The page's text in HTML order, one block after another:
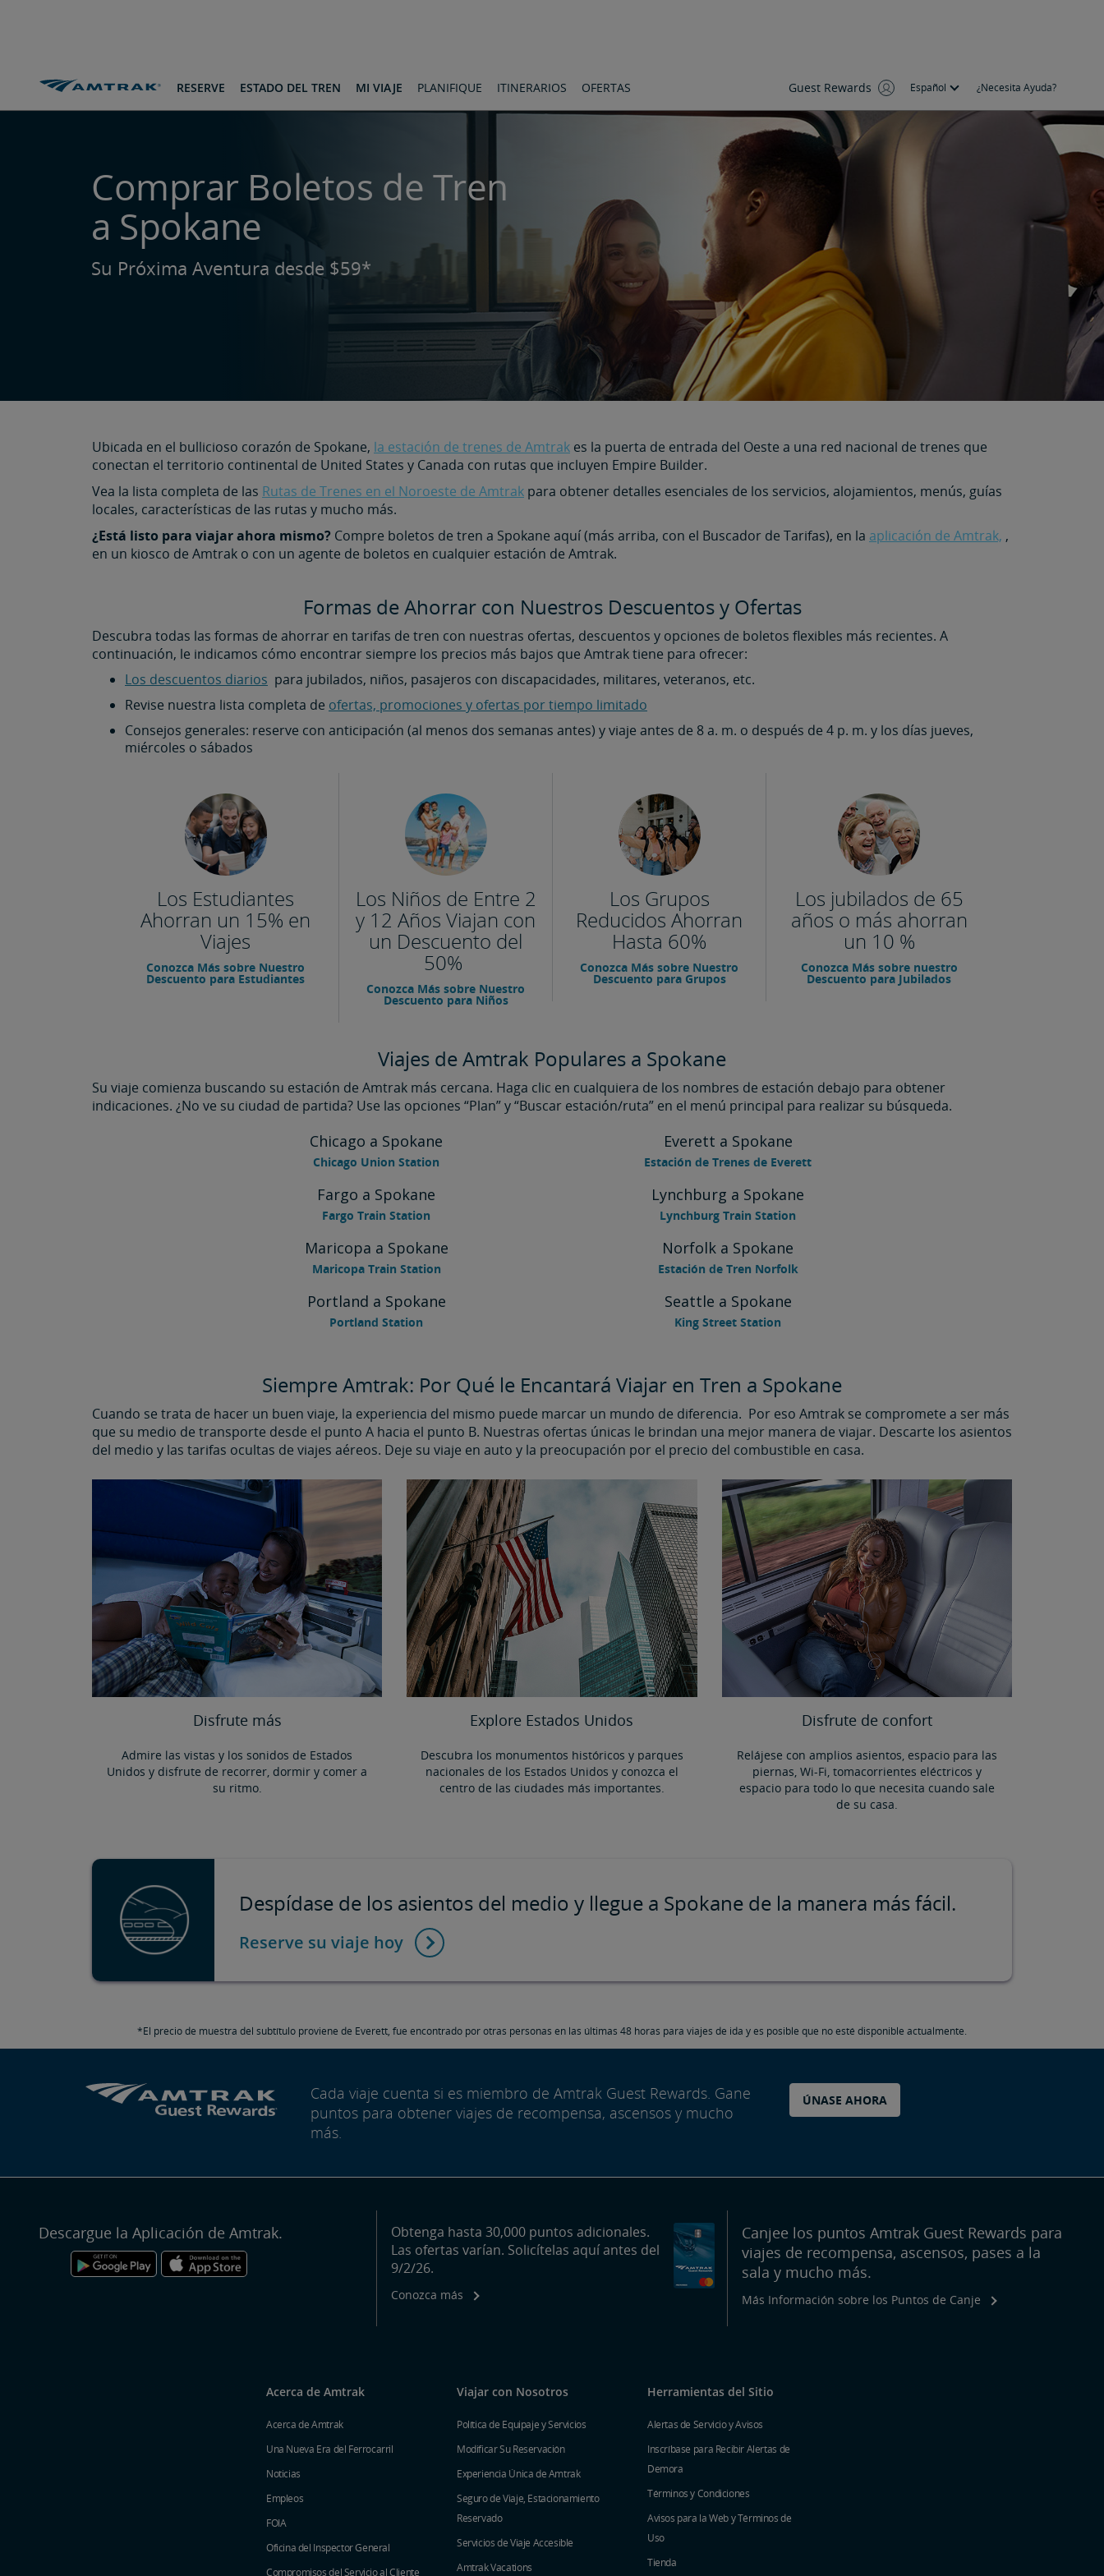
RESERVE
ESTADO DEL TREN MI VIAJE PLANIFIQUE ITINERARIOS OFERTAS Guest Rewards Español ¿Necesita Ayuda?
Comprar Boletos de Tren
a Spokane
Su Próxima Aventura desde $59*
Ubicada en el bullicioso corazón de Spokane, la estación de trenes de Amtrak es la puerta de entrada del Oeste a una red nacional de trenes que
conectan el territorio continental de United States y Canada con rutas que incluyen Empire Builder.
Vea la lista completa de las Rutas de Trenes en el Noroeste de Amtrak para obtener detalles esenciales de los servicios, alojamientos, menús, guías
locales, características de las rutas y mucho más.
¿Está listo para viajar ahora mismo? Compre boletos de tren a Spokane aquí (más arriba, con el Buscador de Tarifas), en la aplicación de Amtrak, ,
en un kiosco de Amtrak o con un agente de boletos en cualquier estación de Amtrak.
Formas de Ahorrar con Nuestros Descuentos y Ofertas
Descubra todas las formas de ahorrar en tarifas de tren con nuestras ofertas, descuentos y opciones de boletos flexibles más recientes. A
continuación, le indicamos cómo encontrar siempre los precios más bajos que Amtrak tiene para ofrecer:
Los descuentos diarios para jubilados, niños, pasajeros con discapacidades, militares, veteranos, etc.
Revise nuestra lista completa de ofertas, promociones y ofertas por tiempo limitado
Consejos generales: reserve con anticipación (al menos dos semanas antes) y viaje antes de 8 a. m. o después de 4 p. m. y los días jueves,
miércoles o sábados
Los Estudiantes
Ahorran un 15% en
Viajes
Conozca Más sobre Nuestro
Descuento para Estudiantes
Los Niños de Entre 2
y 12 Años Viajan con
un Descuento del
50%
Conozca Más sobre Nuestro
Descuento para Niños
Los Grupos
Reducidos Ahorran
Hasta 60%
Conozca Más sobre Nuestro
Descuento para Grupos
Los jubilados de 65
años o más ahorran
un 10 %
Conozca Más sobre nuestro
Descuento para Jubilados
Viajes de Amtrak Populares a Spokane
Su viaje comienza buscando su estación de Amtrak más cercana. Haga clic en cualquiera de los nombres de estación debajo para obtener
indicaciones. ¿No ve su ciudad de partida? Use las opciones “Plan” y “Buscar estación/ruta” en el menú principal para realizar su búsqueda.
Chicago a Spokane
Chicago Union Station
Everett a Spokane
Estación de Trenes de Everett
Fargo a Spokane
Fargo Train Station
Lynchburg a Spokane
Lynchburg Train Station
Maricopa a Spokane
Maricopa Train Station
Norfolk a Spokane
Estación de Tren Norfolk
Portland a Spokane
Portland Station
Seattle a Spokane
King Street Station
Siempre Amtrak: Por Qué le Encantará Viajar en Tren a Spokane
Cuando se trata de hacer un buen viaje, la experiencia del mismo puede marcar un mundo de diferencia. Por eso Amtrak se compromete a ser más
que su medio de transporte desde el punto A hacia el punto B. Nuestras ofertas únicas le brindan una mejor manera de viajar. Descarte los asientos
del medio y las tarifas ocultas de viajes aéreos. Deje su viaje en auto y la preocupación por el precio del combustible en casa.
Disfrute más
Admire las vistas y los sonidos de Estados
Unidos y disfrute de recorrer, dormir y comer a
su ritmo.
Explore Estados Unidos
Descubra los monumentos históricos y parques
nacionales de los Estados Unidos y conozca el
centro de las ciudades más importantes.
Disfrute de confort
Relájese con amplios asientos, espacio para las
piernas, Wi-Fi, tomacorrientes eléctricos y
espacio para todo lo que necesita cuando sale
de su casa.
Despídase de los asientos del medio y llegue a Spokane de la manera más fácil.
Reserve su viaje hoy
*El precio de muestra del subtítulo proviene de Everett, fue encontrado por otras personas en las últimas 48 horas para viajes de ida y es posible que no esté disponible actualmente.
Cada viaje cuenta si es miembro de Amtrak Guest Rewards. Gane
puntos para obtener viajes de recompensa, ascensos y mucho
más.
ÚNASE AHORA
Descargue la Aplicación de Amtrak.
Obtenga hasta 30,000 puntos adicionales.
Las ofertas varían. Solicítelas aquí antes del
9/2/26.
Conozca más
Canjee los puntos Amtrak Guest Rewards para
viajes de recompensa, ascensos, pases a la
sala y mucho más.
Más Información sobre los Puntos de Canje
Acerca de Amtrak
Acerca de Amtrak
Una Nueva Era del Ferrocarril
Noticias
Empleos
FOIA
Oficina del Inspector General
Compromisos del Servicio al Cliente
Viajar con Nosotros
Política de Equipaje y Servicios
Modificar Su Reservación
Experiencia Única de Amtrak
Seguro de Viaje, Estacionamiento
Reservado
Servicios de Viaje Accesible
Amtrak Vacations
Herramientas del Sitio
Alertas de Servicio y Avisos
Inscríbase para Recibir Alertas de
Demora
Términos y Condiciones
Avisos para la Web y Términos de
Uso
Tienda